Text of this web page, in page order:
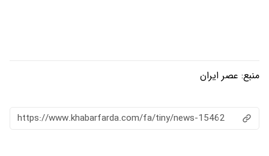
منبع: عصر ایران
https://www.khabarfarda.com/fa/tiny/news-15462